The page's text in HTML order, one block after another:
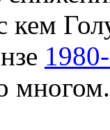
кем
многом.